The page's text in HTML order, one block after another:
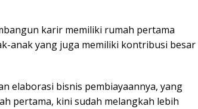
karir memiliki rumah pertama
anak yang juga memiliki kontribusi besar
elaborasi bisnis pembiayaannya, yang
pertama, kini sudah melangkah lebih